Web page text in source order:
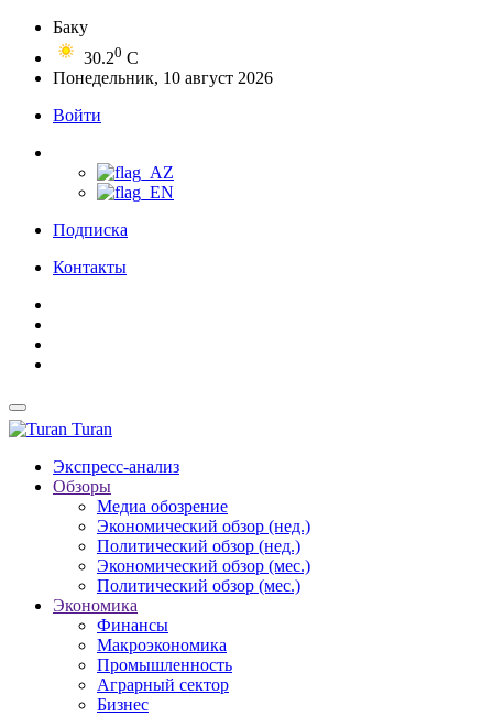
Баку
30.20 C
Понедельник, 10 август 2026
Войти
Подписка
Контакты
Turan
Экспресс-анализ
Обзоры
Медиа обозрение
Экономический обзор (нед.)
Политический обзор (нед.)
Экономический обзор (мес.)
Политический обзор (мес.)
Экономика
Финансы
Макроэкономика
Промышленность
Аграрный сектор
Бизнес